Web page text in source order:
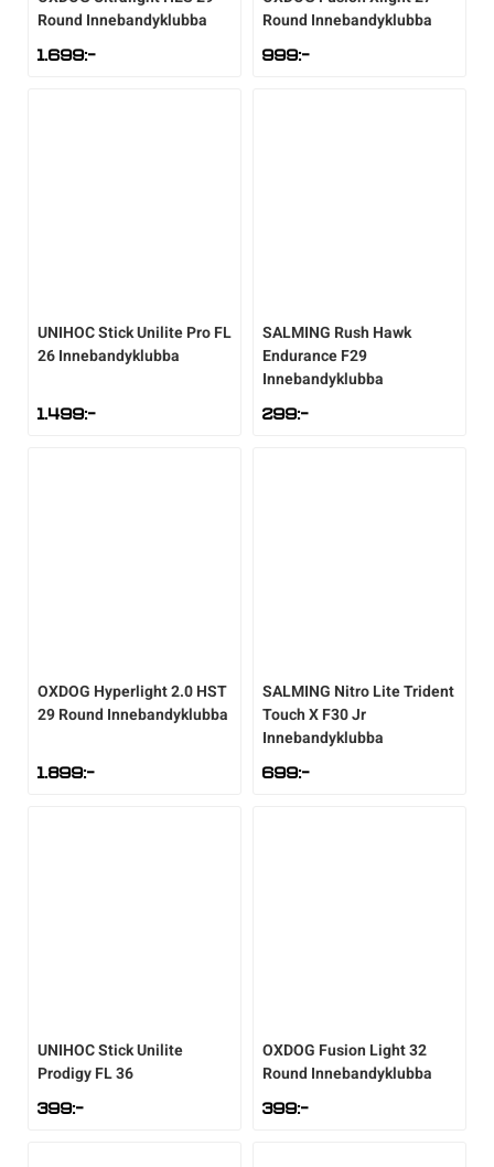
Round Innebandyklubba
1.699:-
Round Innebandyklubba
999:-
UNIHOCStick Unilite Pro FL
26 Innebandyklubba
1.499:-
SALMING Rush Hawk
Endurance F29
Innebandyklubba
299:-
OXDOG Hyperlight 2.0 HST
29 Round Innebandyklubba
1.899:-
SALMING Nitro Lite Trident
Touch X F30 Jr
Innebandyklubba
699:-
UNIHOCStick Unilite
Prodigy FL 36
399:-
OXDOG Fusion Light 32
Round Innebandyklubba
399:-